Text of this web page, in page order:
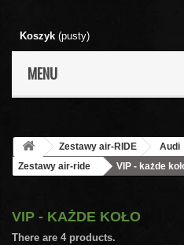
Koszyk (pusty)
MENU
Zestawy air-RIDE Audi
Zestawy air-ride
VIP - każde
VIP - KAŻDE KOŁO
There are 4 products.